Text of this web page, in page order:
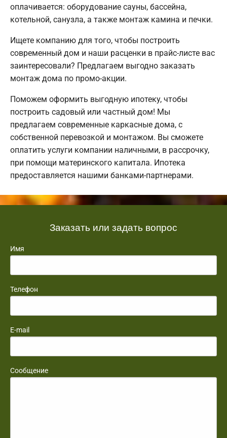
оплачивается: оборудование сауны, бассейна,
котельной, санузла, а также монтаж камина и печки.
Ищете компанию для того, чтобы построить
современный дом и наши расценки в прайс-листе вас
заинтересовали? Предлагаем выгодно заказать
монтаж дома по промо-акции.
Поможем оформить выгодную ипотеку, чтобы
построить садовый или частный дом! Мы
предлагаем современные каркасные дома, с
собственной перевозкой и монтажом. Вы сможете
оплатить услуги компании наличными, в рассрочку,
при помощи материнского капитала. Ипотека
предоставляется нашими банками-партнерами.
Заказать или задать вопрос
Имя
Телефон
E-mail
Сообщение